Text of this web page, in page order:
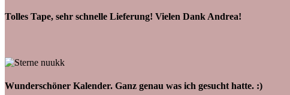
Tolles Tape, sehr schnelle Lieferung! Vielen Dank Andrea!
Wunderschöner Kalender. Ganz genau was ich gesucht hatte. :)